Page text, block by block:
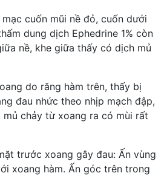
cuốn mũi nề đỏ, cuốn dưới
dung dịch Ephedrine 1% còn
nề, khe giữa thấy có dịch mủ
do răng hàm trên, thấy bị
đau nhức theo nhịp mạch đập,
chảy từ xoang ra có mùi rất
trước xoang gây đau: Ấn vùng
xoang hàm. Ấn góc trên trong